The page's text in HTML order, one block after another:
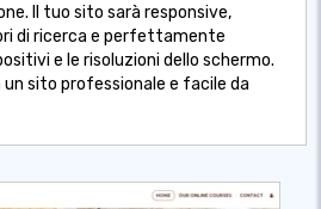
Il tuo sito sarà responsive,
di ricerca e perfettamente
e le risoluzioni dello schermo.
sito professionale e facile da